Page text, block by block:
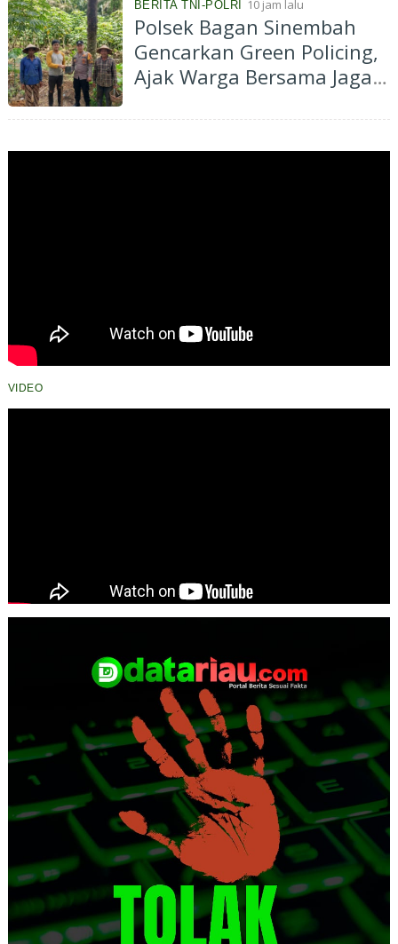
BERITA TNI-POLRI 10 jam lalu
Polsek Bagan Sinembah
Gencarkan Green Policing,
Ajak Warga Bersama Jaga
VIDEO